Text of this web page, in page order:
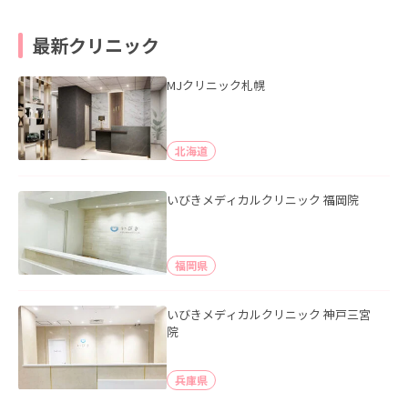
最新クリニック
MJクリニック札幌
北海道
いびきメディカルクリニック 福岡院
福岡県
いびきメディカルクリニック 神戸三宮
院
兵庫県